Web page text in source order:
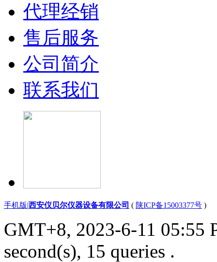
代理经销
售后服务
公司简介
联系我们
手机版|西安仪贝尔仪器设备有限公司 ( 陕ICP备15003377号 )
GMT+8, 2023-6-11 05:55
second(s), 15 queries .